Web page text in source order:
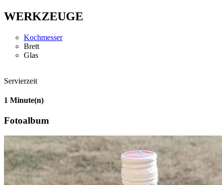
WERKZEUGE
Kochmesser
Brett
Glas
Servierzeit
1 Minute(n)
Fotoalbum